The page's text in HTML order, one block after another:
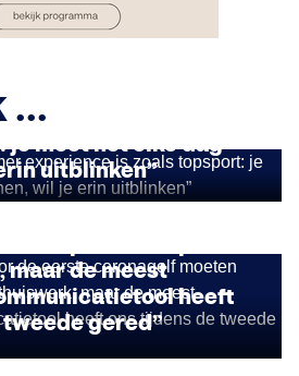
...
experience is
je moet het elke dag
uitblinken”
maar de meest
heeft
gered”